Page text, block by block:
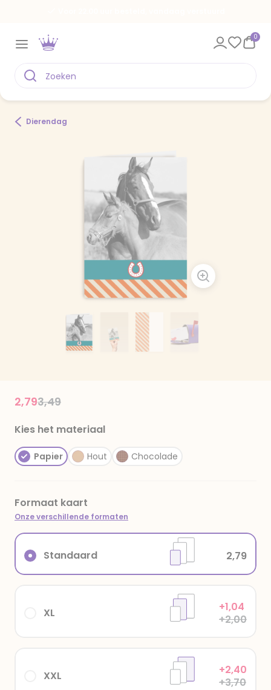
0
Dierendag
Price reduced from
3,49to
2,79
Kies het materiaal
Papier Hout Chocolade
Formaat kaart
Onze verschillende formaten
XXL
+2,40
+3,70
XL
+1,04
+2,00
Standaard 2,79